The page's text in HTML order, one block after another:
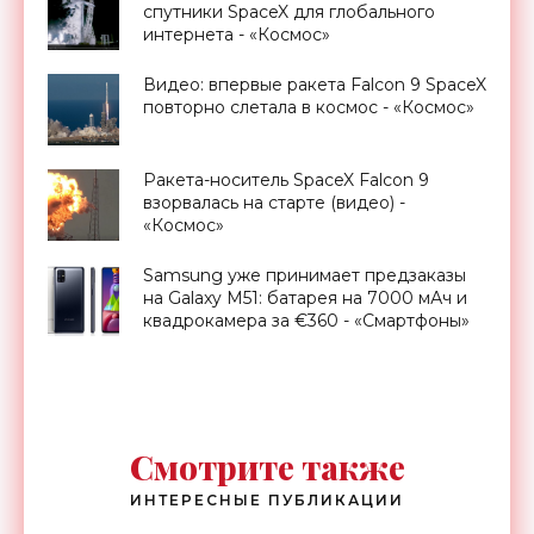
спутники SpaceX для глобального
интернета - «Космос»
Видео: впервые ракета Falcon 9 SpaceX
повторно слетала в космос - «Космос»
Ракета-носитель SpaceX Falcon 9
взорвалась на старте (видео) -
«Космос»
Samsung уже принимает предзаказы
на Galaxy M51: батарея на 7000 мАч и
квадрокамера за €360 - «Смартфоны»
Смотрите также
ИНТЕРЕСНЫЕ ПУБЛИКАЦИИ